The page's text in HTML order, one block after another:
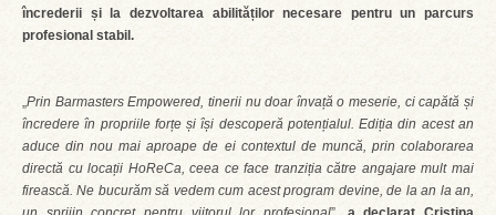
încrederii și la dezvoltarea abilităților necesare pentru un parcurs
profesional stabil.
„Prin Barmasters Empowered, tinerii nu doar învață o meserie, ci capătă și
încredere în propriile forțe și își descoperă potențialul. Ediția din acest an
aduce din nou mai aproape de ei contextul de muncă, prin colaborarea
directă cu locații HoReCa, ceea ce face tranziția către angajare mult mai
firească. Ne bucurăm să vedem cum acest program devine, de la an la an,